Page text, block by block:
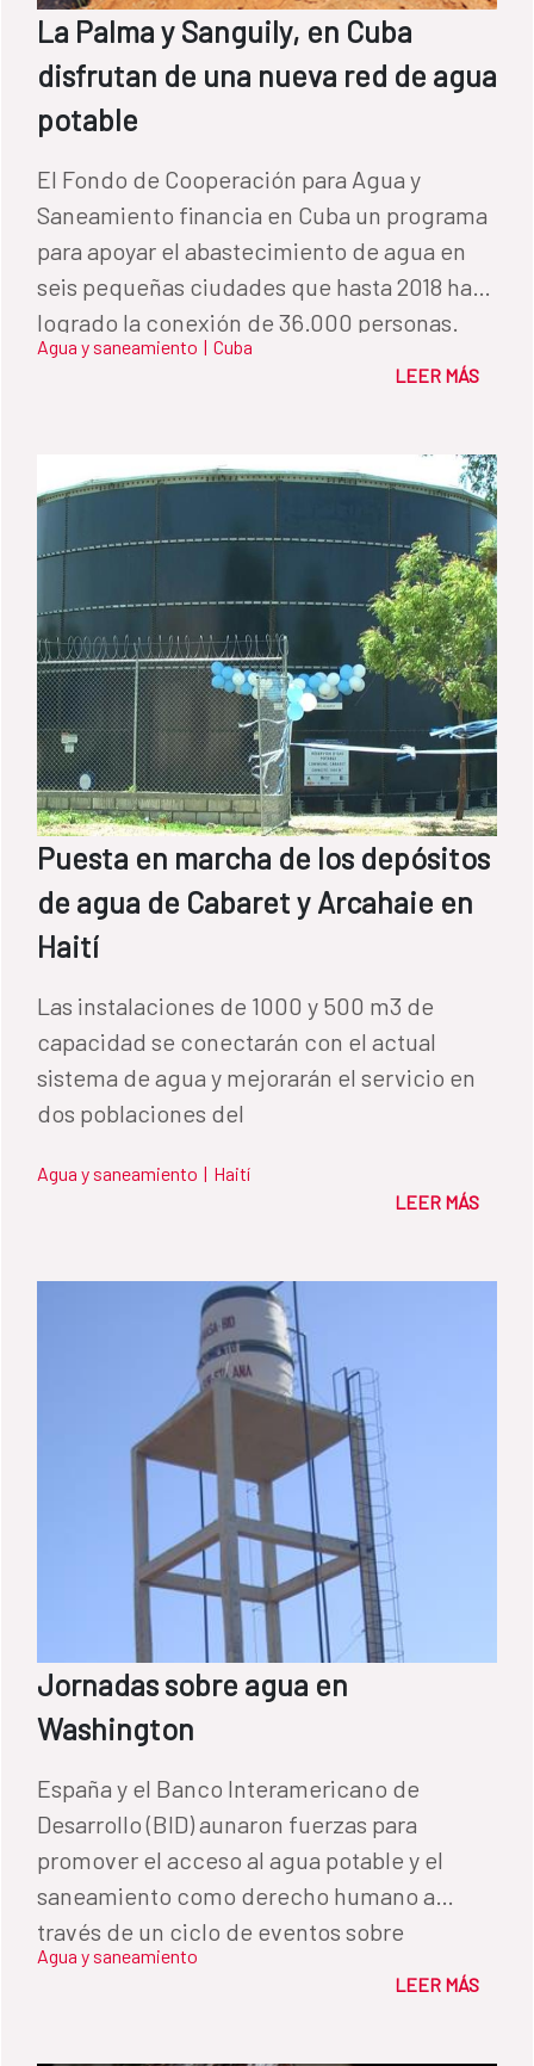
La Palma y Sanguily, en Cuba
disfrutan de una nueva red de agua
potable
El Fondo de Cooperación para Agua y
Saneamiento financia en Cuba un programa
para apoyar el abastecimiento de agua en
seis pequeñas ciudades que hasta 2018 ha
logrado la conexión de 36.000 personas.
Agua y saneamiento | Cuba
LEER MÁS
Puesta en marcha de los depósitos
de agua de Cabaret y Arcahaie en
Haití
Las instalaciones de 1000 y 500 m3 de
capacidad se conectarán con el actual
sistema de agua y mejorarán el servicio en
dos poblaciones del
Agua y saneamiento | Haití
LEER MÁS
Jornadas sobre agua en
Washington
España y el Banco Interamericano de
Desarrollo (BID) aunaron fuerzas para
promover el acceso al agua potable y el
saneamiento como derecho humano a
través de un ciclo de eventos sobre
desarrollo sostenible, diplomacia y cultura
Agua y saneamiento
LEER MÁS